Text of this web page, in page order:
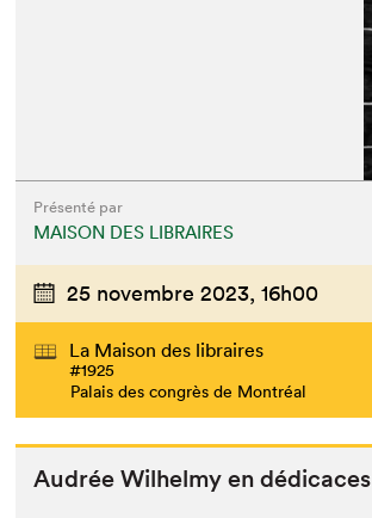
Présenté par
MAISON DES LIBRAIRES
25 novembre 2023, 16h00
La Maison des libraires
#1925
Palais des congrès de Montréal
Audrée Wil­helmy en dédicaces